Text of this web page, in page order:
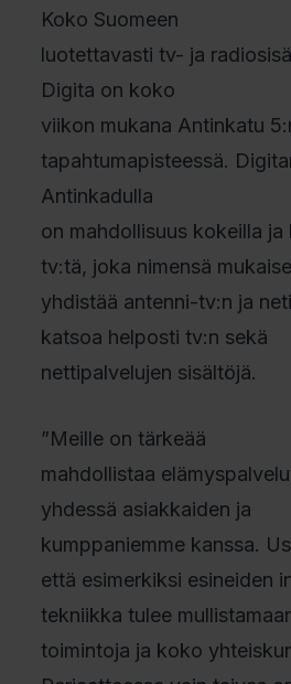
Koko Suomeen
luotettavasti tv- ja
Digita on koko
viikon mukana Antinkatu
tapahtumapisteessä.
Antinkadulla
on mahdollisuus kokeilla
tv:tä, joka nimensä
yhdistää antenni-tv:n ja
katsoa helposti tv:n sekä
nettipalvelujen sisältöjä.
”Meille on tärkeää
mahdollistaa
yhdessä asiakkaiden ja
kumppaniemme kanssa.
että esimerkiksi esineiden
tekniikka tulee
toimintoja ja koko